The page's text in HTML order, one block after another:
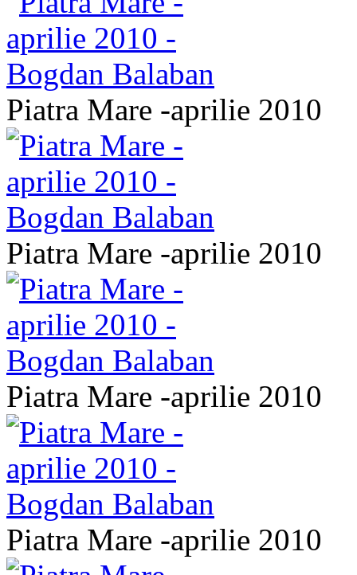
Piatra Mare -aprilie 2010
Piatra Mare -aprilie 2010
Piatra Mare -aprilie 2010
Piatra Mare -aprilie 2010